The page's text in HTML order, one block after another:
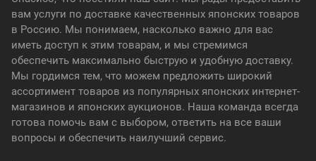
вам услуги по доставке качественных японских товаров
в Россию. Мы понимаем, насколько важно для вас
иметь доступ к этим товарам, и мы стремимся
обеспечить максимально быструю и удобную доставку.
Мы гордимся тем, что можем предложить широкий
ассортимент товаров из популярных японских интернет-
магазинов и японских аукционов. Наша команда всегда
готова помочь вам с выбором, ответить на все ваши
вопросы и обеспечить наилучший сервис.